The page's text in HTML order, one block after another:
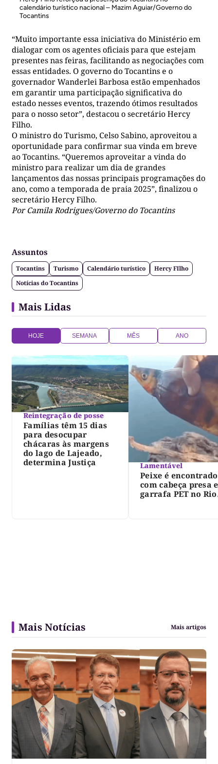
calendário turístico nacional – Mazim Aguiar/Governo do
Tocantins
“Muito importante essa iniciativa do Ministério em
dialogar com os agentes oficiais para que estejam
presentes nas feiras, facilitando as negociações com
essas entidades. O governo do Tocantins e o
governador Wanderlei Barbosa estão empenhados
em garantir uma participação significativa do
estado nesses eventos, trazendo ótimos resultados
para o nosso setor”, destacou o secretário Hercy
Filho.
O ministro do Turismo, Celso Sabino, aproveitou a
oportunidade para confirmar sua vinda em breve
ao Tocantins. “Queremos aproveitar a vinda do
ministro para realizar um dia de grandes
lançamentos das nossas principais programações do
ano, como a temporada de praia 2025”, finalizou o
secretário Hercy Filho.
Por Camila Rodrigues/Governo do Tocantins
Assuntos
Tocantins Turismo Calendário turístico
Hercy FIlho
Notícias do Tocantins
Mais Lidas
HOJE SEMANA MÊS ANO
Reintegração de posse
Famílias têm 15 dias
para desocupar
chácaras às margens
do lago de Lajeado,
determina Justiça
Lamentável
Peixe é encontrado
com cabeça presa
garrafa PET no Rio
Mais Notícias Mais artigos